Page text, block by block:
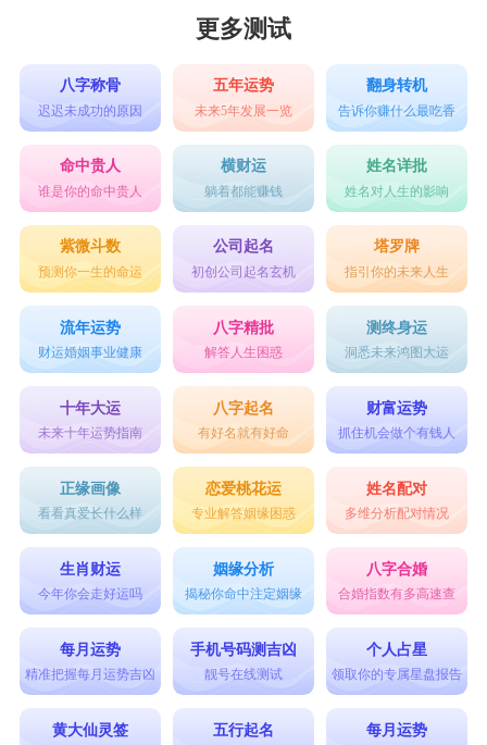
更多测试
八字称骨
迟迟未成功的原因
五年运势
未来5年发展一览
翻身转机
告诉你赚什么最吃香
命中贵人
谁是你的命中贵人
横财运
躺着都能赚钱
姓名详批
姓名对人生的影响
紫微斗数
预测你一生的命运
公司起名
初创公司起名玄机
塔罗牌
指引你的未来人生
流年运势
财运婚姻事业健康
八字精批
解答人生困惑
测终身运
洞悉未来鸿图大运
十年大运
未来十年运势指南
八字起名
有好名就有好命
财富运势
抓住机会做个有钱人
正缘画像
看看真爱长什么样
恋爱桃花运
专业解答姻缘困惑
姓名配对
多维分析配对情况
生肖财运
今年你会走好运吗
姻缘分析
揭秘你命中注定姻缘
八字合婚
合婚指数有多高速查
每月运势
精准把握每月运势吉凶
手机号码测吉凶
靓号在线测试
个人占星
领取你的专属星盘报告
黄大仙灵签 五行起名 每月运势